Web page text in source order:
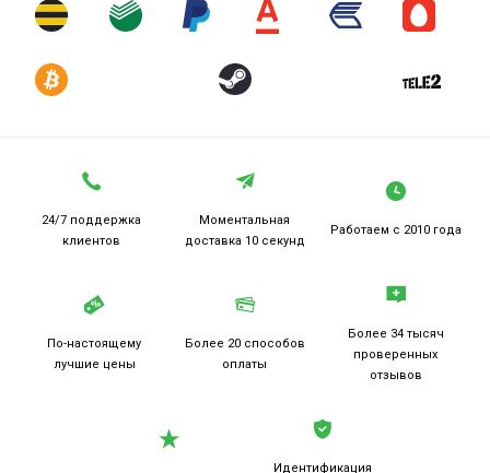
24/7 поддержка
клиентов
Моментальная
доставка 10 секунд
Работаем с 2010 года
По-настоящему
лучшие цены
Более 20 способов
оплаты
Более 34 тысяч
проверенных
отзывов
Идентификация